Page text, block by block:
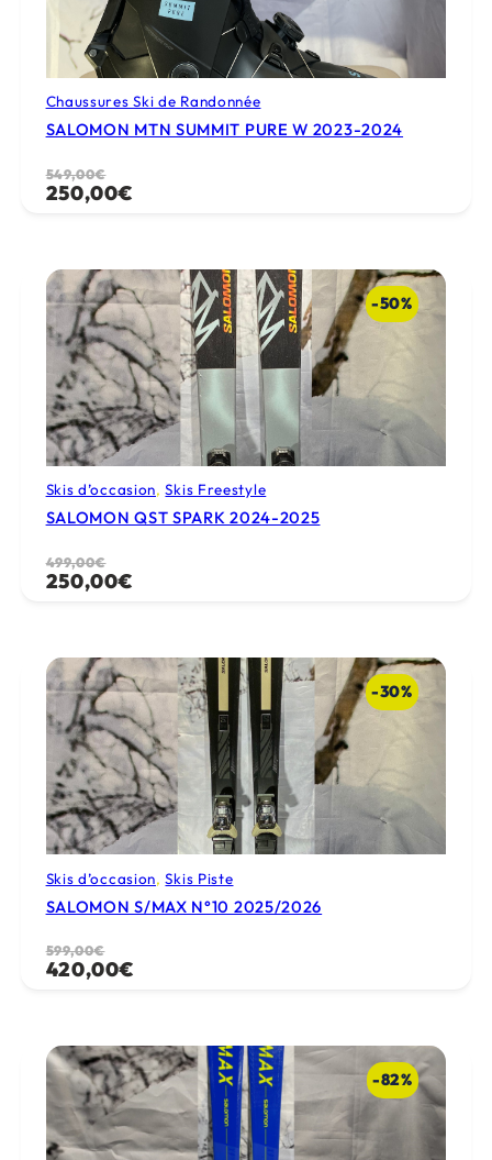
Chaussures Ski de Randonnée
SALOMON MTN SUMMIT PURE W 2023-2024
549,00€
Le
prix
549,00€.
250,00€
Le
prix
250,00€.
-50%
Skis d’occasion, Skis Freestyle
SALOMON QST SPARK 2024-2025
499,00€
Le
prix
499,00€.
250,00€
Le
prix
250,00€.
-30%
Skis d’occasion, Skis Piste
SALOMON S/MAX N°10 2025/2026
599,00€
Le
prix
599,00€.
420,00€
Le
prix
420,00€.
-82%